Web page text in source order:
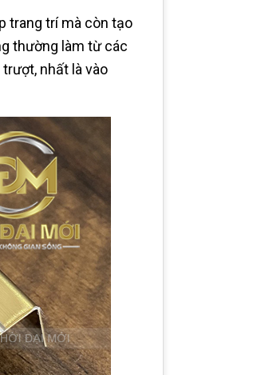
trang trí mà còn tạo
thường làm từ các
nhất là vào